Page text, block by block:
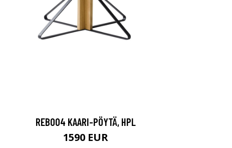
REB004 KAARI-PÖYTÄ, HPL
1590 EUR